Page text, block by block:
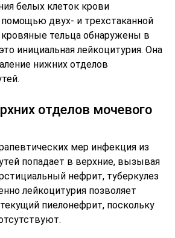
белых клеток крови
помощью двух- и трехстаканной
тельца обнаружены в
инициальная лейкоцитурия. Она
нижних отделов
отделов мочевого
мер инфекция из
попадает в верхние, вызывая
нефрит, туберкулез
лейкоцитурия позволяет
пиелонефрит, поскольку